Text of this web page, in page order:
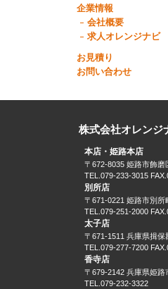
企業情報
会社概要
求人オレンジナビ
お見積り
お問い合わせ
株式会社オレンジ
本店・姫路本店
〒672-8035 姫路市飾磨
TEL.079-233-3015
別所店
〒671-0221 姫路市別所
TEL.079-251-2000
太子店
〒671-1511 兵庫県揖保
TEL.079-277-7200
香寺店
〒679-2142 兵庫県姫路
TEL.079-232-3322